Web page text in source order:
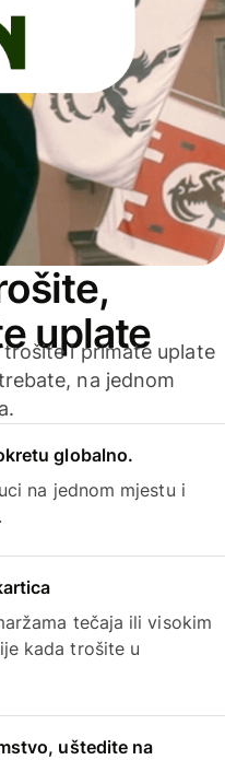
uplate
i primate uplate
na jednom
globalno.
na jednom mjestu i
tečaja ili visokim
kada trošite u
uštedite na